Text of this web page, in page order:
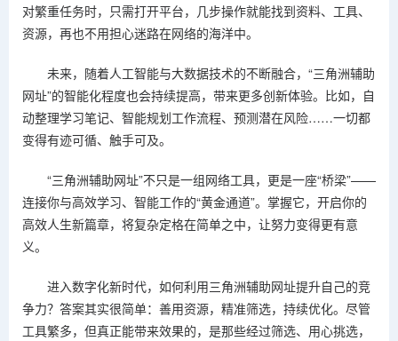
对繁重任务时，只需打开平台，几步操作就能找到资料、工具、
资源，再也不用担心迷路在网络的海洋中。
未来，随着人工智能与大数据技术的不断融合，“三角洲辅助
网址”的智能化程度也会持续提高，带来更多创新体验。比如，自
动整理学习笔记、智能规划工作流程、预测潜在风险……一切都
变得有迹可循、触手可及。
“三角洲辅助网址”不只是一组网络工具，更是一座“桥梁”——
连接你与高效学习、智能工作的“黄金通道”。掌握它，开启你的
高效人生新篇章，将复杂定格在简单之中，让努力变得更有意
义。
进入数字化新时代，如何利用三角洲辅助网址提升自己的竞
争力？答案其实很简单：善用资源，精准筛选，持续优化。尽管
工具繁多，但真正能带来效果的，是那些经过筛选、用心挑选，